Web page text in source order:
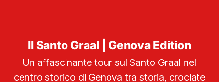
Il Santo Graal | Genova Edition
Un affascinante tour sul Santo Graal nel
centro storico di Genova tra storia, crociate